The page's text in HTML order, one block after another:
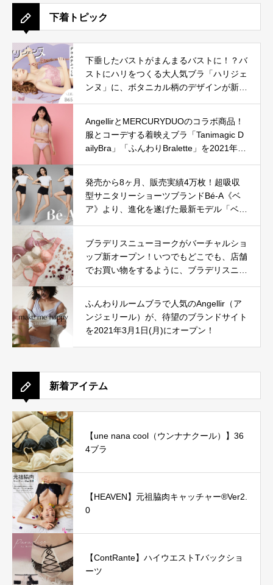
下着トピック
下垂したバストがまんまるバストに！？バ
ストにハリをつくる大人気ブラ「ハリジェ
ンヌ」に、ボタニカル柄のデザインが新登
AngellirとMERCURYDUOのコラボ商品！
服とコーデする着映えブラ「Tanimagic D
ailyBra」「ふんわりBralette」を2021年6
発売から8ヶ月、販売実績4万枚！超吸収
型サニタリーショーツブランドBé-A《ベ
ア》より、進化を遂げた最新モデル「ベア
ブラデリスニューヨークがバーチャルショ
ップ新オープン！いつでもどこでも、店舗
でお買い物をするように、ブラデリスニュ
ふんわりルームブラで人気のAngellir（ア
ンジェリール）が、待望のブランドサイト
を2021年3月1日(月)にオープン！
新着アイテム
【une nana cool（ウンナナクール）】36
4ブラ
【HEAVEN】元祖脇肉キャッチャー®Ver2.
0
【ContRante】ハイウエストTバックショ
ーツ